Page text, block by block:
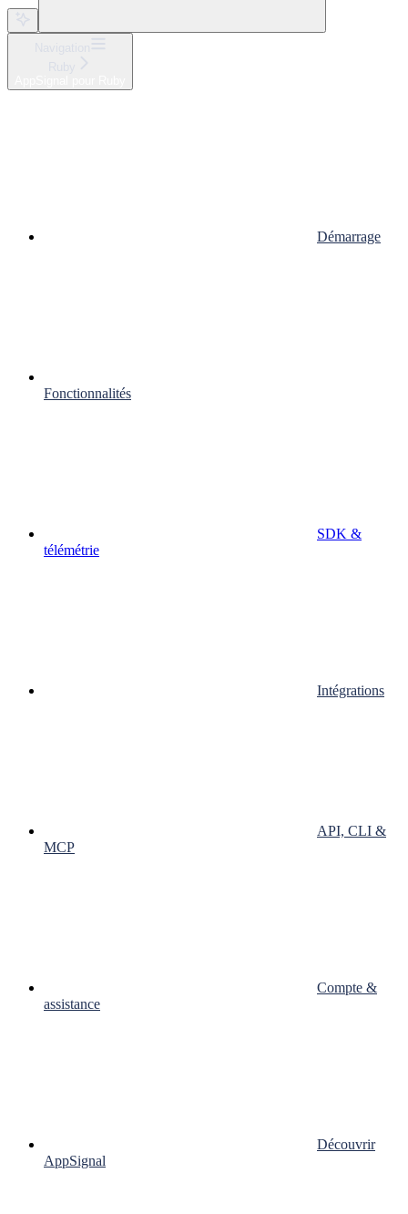
Démarrage
Fonctionnalités
SDK &
télémétrie
Intégrations
API, CLI &
MCP
Compte &
assistance
Découvrir
AppSignal